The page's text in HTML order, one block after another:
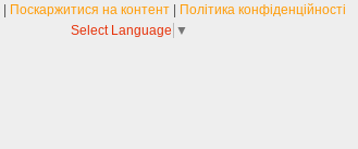
Поскаржитися на контент
Політика конфіденційності
Select Language ▼